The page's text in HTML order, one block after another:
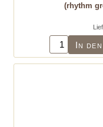
(rhythm
In